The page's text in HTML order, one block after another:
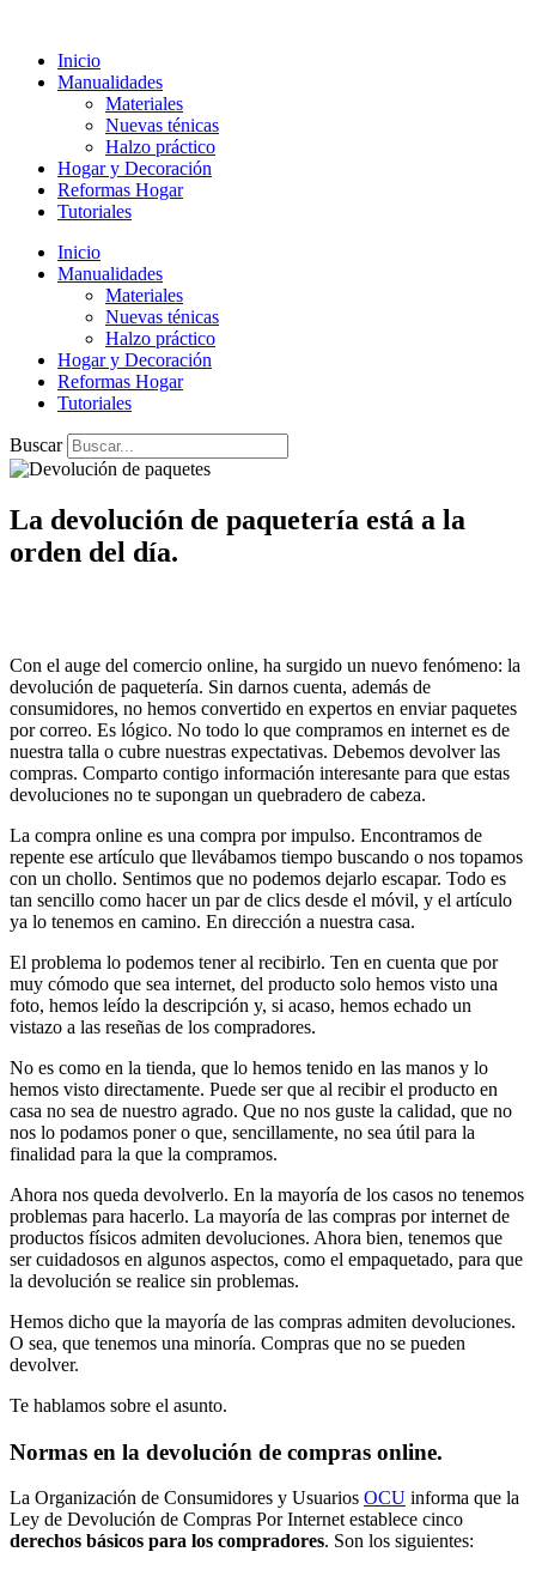
contenido
Inicio
Manualidades
Materiales
Nuevas ténicas
Halzo práctico
Hogar y Decoración
Reformas Hogar
Tutoriales
Inicio
Manualidades
Materiales
Nuevas ténicas
Halzo práctico
Hogar y Decoración
Reformas Hogar
Tutoriales
Buscar
La devolución de paquetería está a la
orden del día.
Con el auge del comercio online, ha surgido un nuevo fenómeno: la
devolución de paquetería. Sin darnos cuenta, además de
consumidores, no hemos convertido en expertos en enviar paquetes
por correo. Es lógico. No todo lo que compramos en internet es de
nuestra talla o cubre nuestras expectativas. Debemos devolver las
compras. Comparto contigo información interesante para que estas
devoluciones no te supongan un quebradero de cabeza.
La compra online es una compra por impulso. Encontramos de
repente ese artículo que llevábamos tiempo buscando o nos topamos
con un chollo. Sentimos que no podemos dejarlo escapar. Todo es
tan sencillo como hacer un par de clics desde el móvil, y el artículo
ya lo tenemos en camino. En dirección a nuestra casa.
El problema lo podemos tener al recibirlo. Ten en cuenta que por
muy cómodo que sea internet, del producto solo hemos visto una
foto, hemos leído la descripción y, si acaso, hemos echado un
vistazo a las reseñas de los compradores.
No es como en la tienda, que lo hemos tenido en las manos y lo
hemos visto directamente. Puede ser que al recibir el producto en
casa no sea de nuestro agrado. Que no nos guste la calidad, que no
nos lo podamos poner o que, sencillamente, no sea útil para la
finalidad para la que la compramos.
Ahora nos queda devolverlo. En la mayoría de los casos no tenemos
problemas para hacerlo. La mayoría de las compras por internet de
productos físicos admiten devoluciones. Ahora bien, tenemos que
ser cuidadosos en algunos aspectos, como el empaquetado, para que
la devolución se realice sin problemas.
Hemos dicho que la mayoría de las compras admiten devoluciones.
O sea, que tenemos una minoría. Compras que no se pueden
devolver.
Te hablamos sobre el asunto.
Normas en la devolución de compras online.
La Organización de Consumidores y Usuarios OCU informa que la
Ley de Devolución de Compras Por Internet establece cinco
derechos básicos para los compradores. Son los siguientes: